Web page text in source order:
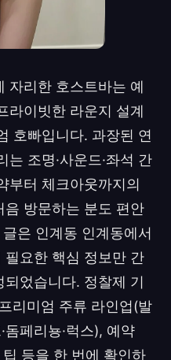
자리한 호스트바는 예
라이빗한 라운지 설계
호빠입니다. 과장된 연
조명·사운드·좌석 간
부터 체크아웃까지의
방문하는 분도 편안
은 인계동 인계동에서
필요한 핵심 정보만 간
었습니다. 정찰제 기
리미엄 주류 라인업(발
돔페리뇽·럭스), 예약
등을 한 번에 확인하